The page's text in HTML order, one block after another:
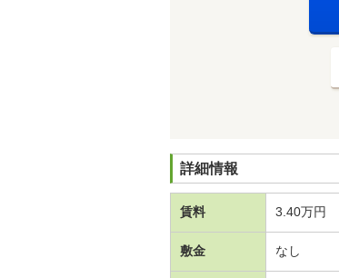
詳細情報
賃料 3.40万円
敷金 なし